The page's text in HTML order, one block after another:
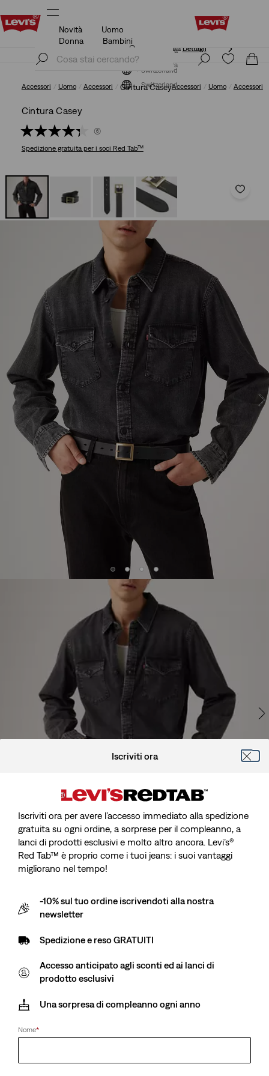
KLARNA: ACQUISTA ORA E PAGA DOPO/PIÙ TARDI!
Dettagli
Iscriviti ora
Switzerland
Novità
Uomo
Donna
Bambini
KLARNA: ACQUISTA ORA E PAGA DOPO/PIÙ TARDI!
Iscriviti ora
Switzerland
Accessori Uomo Accessori Cintura CaseyAccessori Uomo Accessori
Cintura Casey
(6)
Spedizione gratuitaper i soci Red Tab™
Cintura Casey
Sale
is
CHF 30.00 Original
Was
CHF 59.90
Spedizione gratuita per i soci Red Tab™
Sale
price
CHF 30.00
Iscriviti ora
Iscriviti ora per avere l’accesso immediato alla spedizione
gratuita su ogni ordine, a sorprese per il compleanno, a
lanci di prodotti esclusivi e molto altro ancora. Levi’s®
Red Tab™ è proprio come i tuoi jeans: i suoi vantaggi
migliorano nel tempo!
-10% sul tuo ordine iscrivendoti alla nostra
newsletter
Spedizione e reso GRATUITI
Accesso anticipato agli sconti ed ai lanci di
prodotto esclusivi
Una sorpresa di compleanno ogni anno
Nome*